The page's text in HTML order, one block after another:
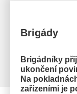
Brigády
Brigádníky
ukončení
Na
zařízeními je